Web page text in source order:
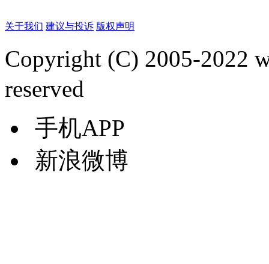
关于我们 建议与投诉 版权声明
Copyright (C) 2005-2022
reserved
手机APP
新浪微博